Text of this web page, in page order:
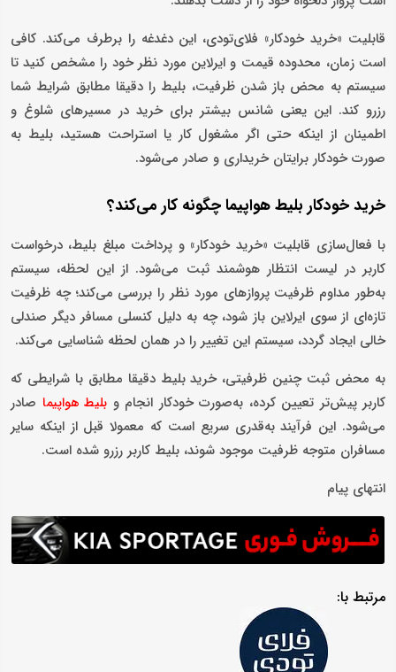
قابلیت «خرید خودکار» فلای‌تودی، این دغدغه را برطرف می‌کند. کافی
است زمان، محدوده قیمت و ایرلاین مورد نظر خود را مشخص کنید تا
سیستم به محض باز شدن ظرفیت، بلیط را دقیقا مطابق شرایط شما
رزرو کند. این یعنی شانس بیشتر برای خرید در مسیرهای شلوغ و
اطمینان از اینکه حتی اگر مشغول کار یا استراحت هستید، بلیط به
صورت خودکار برایتان خریداری و صادر می‌شود.
خرید خودکار بلیط هواپیما چگونه کار می‌کند؟
با فعال‌سازی قابلیت «خرید خودکار» و پرداخت مبلغ بلیط، درخواست
کاربر در لیست انتظار هوشمند ثبت می‌شود. از این لحظه، سیستم
به‌طور مداوم ظرفیت پروازهای مورد نظر را بررسی می‌کند؛ چه ظرفیت
تازه‌ای از سوی ایرلاین باز شود، چه به دلیل کنسلی مسافر دیگر صندلی
خالی ایجاد گردد، سیستم این تغییر را در همان لحظه شناسایی می‌کند.
به محض ثبت چنین ظرفیتی، خرید بلیط دقیقا مطابق با شرایطی که
کاربر پیش‌تر تعیین کرده، به‌صورت خودکار انجام و بلیط هواپیما صادر
می‌شود. این فرآیند به‌قدری سریع است که معمولا قبل از اینکه سایر
مسافران متوجه ظرفیت موجود شوند، بلیط کاربر رزرو شده است.
انتهای پیام
مرتبط با: